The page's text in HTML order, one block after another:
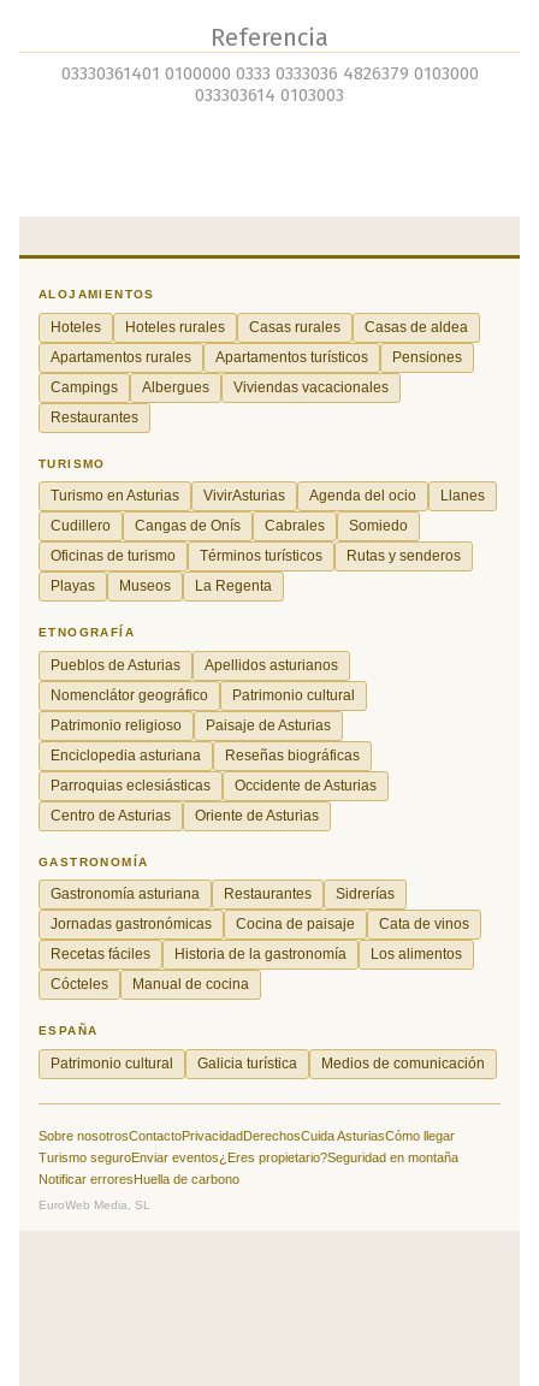
Referencia
03330361401 0100000 0333 0333036 4826379 0103000
033303614 0103003